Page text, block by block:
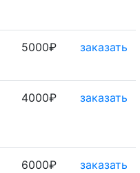
5000₽ заказать
4000₽ заказать
6000₽ заказать